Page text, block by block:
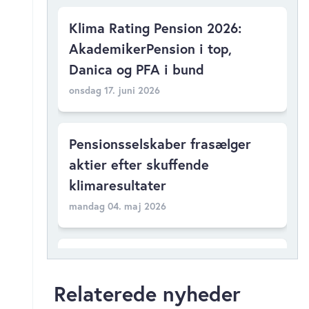
Klima Rating Pension 2026:
AkademikerPension i top,
Danica og PFA i bund
onsdag 17. juni 2026
Pensionsselskaber frasælger
aktier efter skuffende
klimaresultater
mandag 04. maj 2026
Pensionsselskaber tryktester
selskaber
Relaterede nyheder